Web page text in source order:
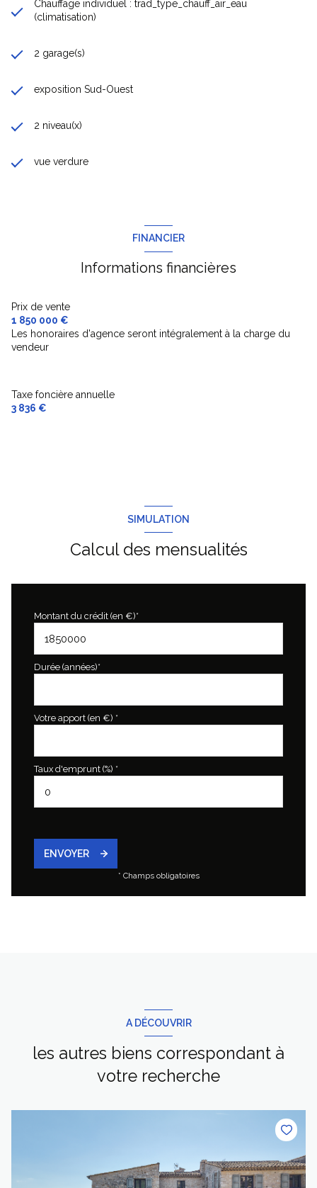
Chauffage individuel : trad_type_chauff_air_eau
(climatisation)
2 garage(s)
exposition Sud-Ouest
2 niveau(x)
vue verdure
FINANCIER
Informations financières
Prix de vente
1 850 000 €
Les honoraires d'agence seront intégralement à la charge du
vendeur
Taxe foncière annuelle
3 836 €
SIMULATION
Calcul des mensualités
Montant du crédit (en €)*
Durée (années)*
Votre apport (en €) *
Taux d'emprunt (%) *
ENVOYER
* Champs obligatoires
A DÉCOUVRIR
les autres biens correspondant à
votre recherche